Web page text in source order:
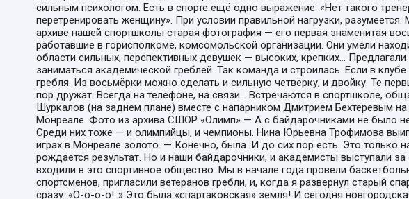
сильным психологом. Есть в спорте ещё одно выражение: «Нет такого
перетренировать женщину». При условии правильной нагрузки, разумеется.
архиве нашей спортшколы старая фотография — его первая знаменитая
работавшие в горисполкоме, комсомольской организации. Они умели
области сильных, перспективных девушек — высоких, крепких... Предлагали
заниматься академической греблей. Так команда и строилась. Если в
гребля. Из восьмёрки можно сделать и сильную четвёрку, и двойку. Те
пор дружат. Всегда на телефоне, на связи... Встречаются в спортшколе,
Шуркалов (на заднем плане) вместе с напарником Дмитрием Бехтеревым
Монреале. Фото из архива СШОР «Олимп» — А с байдарочниками не было
Среди них тоже — и олимпийцы, и чемпионы. Нина Юрьевна Трофимова
играх в Монреале золото. — Конечно, была. И до сих пор есть. Это только
рождается результат. Но и наши байдарочники, и академисты выступали за
входили в это спортивное общество. Мы в начале года провели
спортсменов, пригласили ветеранов гребли, и, когда я развернул старый
сразу: «О-о-о-о!..» Это была «спартаковская» земля! И сегодня